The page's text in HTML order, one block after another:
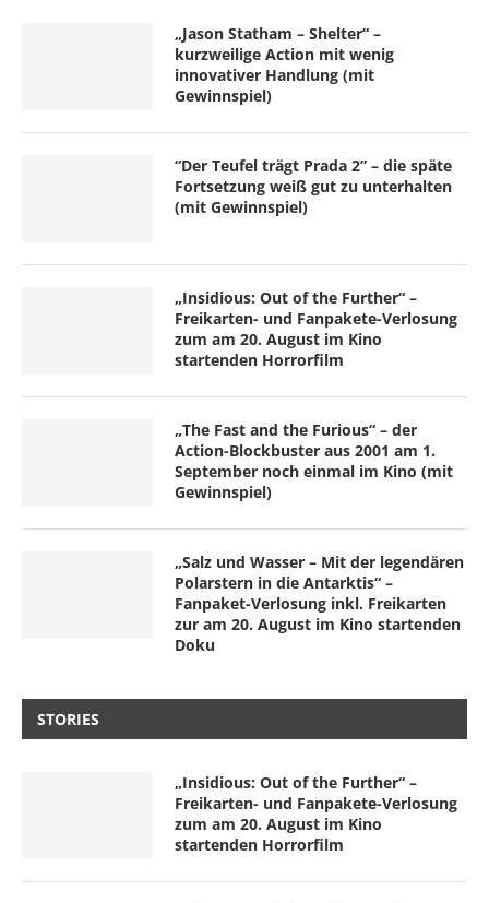
„Jason Statham – Shelter“ –
kurzweilige Action mit wenig
innovativer Handlung (mit
Gewinnspiel)
“Der Teufel trägt Prada 2” – die späte
Fortsetzung weiß gut zu unterhalten
(mit Gewinnspiel)
„Insidious: Out of the Further“ –
Freikarten- und Fanpakete-Verlosung
zum am 20. August im Kino
startenden Horrorfilm
„The Fast and the Furious“ – der
Action-Blockbuster aus 2001 am 1.
September noch einmal im Kino (mit
Gewinnspiel)
„Salz und Wasser – Mit der legendären
Polarstern in die Antarktis“ –
Fanpaket-Verlosung inkl. Freikarten
zur am 20. August im Kino startenden
Doku
STORIES
„Insidious: Out of the Further“ –
Freikarten- und Fanpakete-Verlosung
zum am 20. August im Kino
startenden Horrorfilm